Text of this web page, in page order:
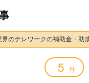
界のテレワークの補助金・助
5 件